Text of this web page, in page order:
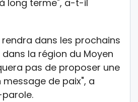
long terme", a-t-il
rendra dans les prochains
la région du Moyen
pas de proposer une
de paix", a